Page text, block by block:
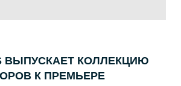
ВЫПУСКАЕТ КОЛЛЕКЦИЮ
К ПРЕМЬЕРЕ